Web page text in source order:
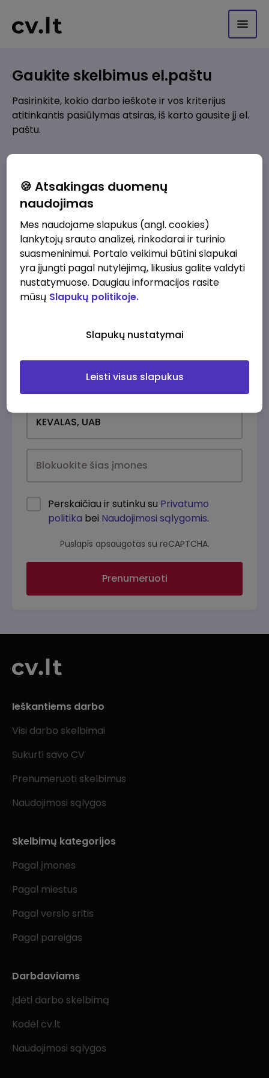
Gaukite skelbimus el.paštu
Pasirinkite, kokio darbo ieškote ir vos kriterijus
atitinkantis pasiūlymas atsiras, iš karto gausite jį el.
paštu.
Pridėti naują
Kokios srities darbo pasiūlymai jus domina?
Pridėti naują
Perskaičiau ir sutinku su Privatumo
politika bei Naudojimosi sąlygomis.
Puslapis apsaugotas su reCAPTCHA.
Prenumeruoti
Ieškantiems darbo
Visi darbo skelbimai
Sukurti savo CV
Prenumeruoti skelbimus
Naudojimosi sąlygos
Skelbimų kategorijos
Pagal įmones
Pagal miestus
Pagal verslo sritis
Pagal pareigas
Darbdaviams
Įdėti darbo skelbimą
Kodėl cv.lt
Naudojimosi sąlygos
🍪 Atsakingas duomenų
naudojimas
Mes naudojame slapukus (angl. cookies)
lankytojų srauto analizei, rinkodarai ir turinio
suasmeninimui. Portalo veikimui būtini slapukai
yra įjungti pagal nutylėjimą, likusius galite valdyti
nustatymuose. Daugiau informacijos rasite
mūsų Slapukų politikoje.
Slapukų nustatymai
Leisti visus slapukus